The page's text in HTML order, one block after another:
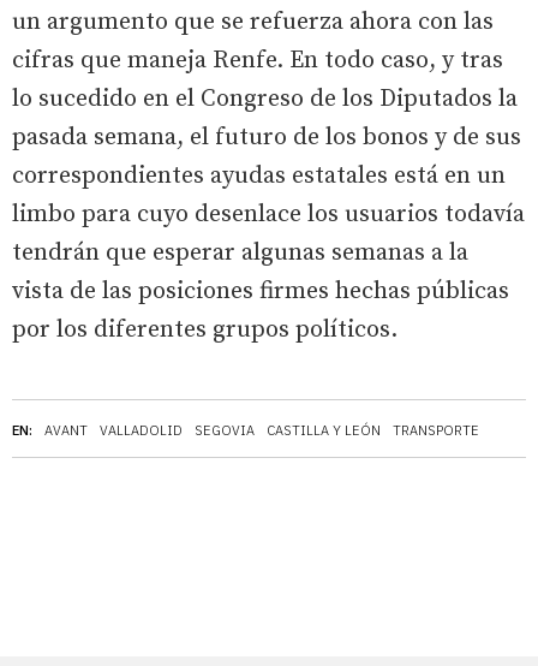
EN: AVANT VALLADOLID SEGOVIA CASTILLA Y LEÓN TRANSPORTE
un argumento que se refuerza ahora con las
cifras que maneja Renfe. En todo caso, y tras
lo sucedido en el Congreso de los Diputados la
pasada semana, el futuro de los bonos y de sus
correspondientes ayudas estatales está en un
limbo para cuyo desenlace los usuarios todavía
tendrán que esperar algunas semanas a la
vista de las posiciones firmes hechas públicas
por los diferentes grupos políticos.